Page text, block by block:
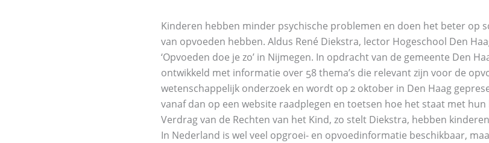
Kinderen hebben minder psychische problemen en doen het beter op
van opvoeden hebben. Aldus René Diekstra, lector Hogeschool Den
‘Opvoeden doe je zo’ in Nijmegen. In opdracht van de gemeente Den
ontwikkeld met informatie over 58 thema’s die relevant zijn voor de
wetenschappelijk onderzoek en wordt op 2 oktober in Den Haag
vanaf dan op een website raadplegen en toetsen hoe het staat met
Verdrag van de Rechten van het Kind, zo stelt Diekstra, hebben
In Nederland is wel veel opgroei- en opvoedinformatie beschikbaar,